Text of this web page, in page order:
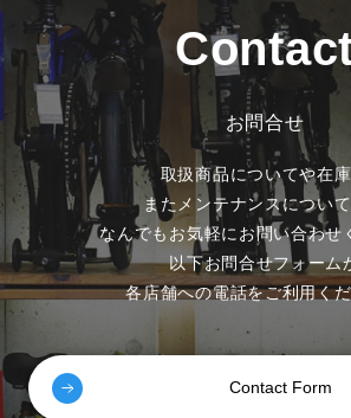
お問合せ
取扱商品についてや在
またメンテナンスについ
なんでもお気軽にお問い合わせ
以下お問合せフォーム
各店舗への電話をご利用く
Contact Form